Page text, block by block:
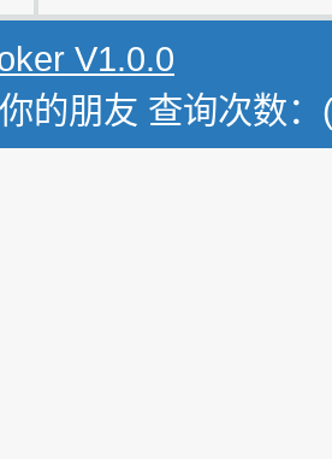
V1.0.0
的朋友 查询次数